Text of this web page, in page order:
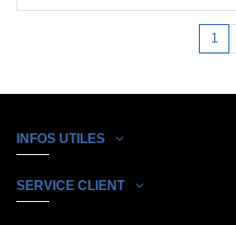
1
INFOS UTILES
SERVICE CLIENT